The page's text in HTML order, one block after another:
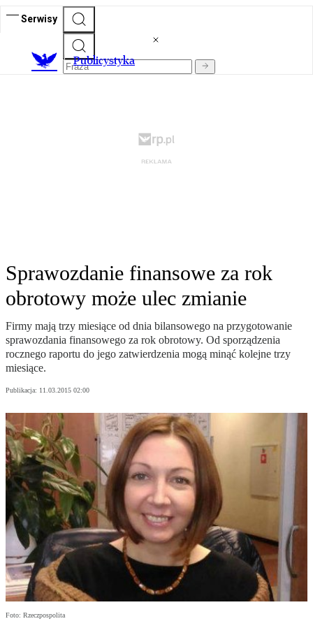
Serwisy
Publicystyka
Sprawozdanie finansowe za rok
obrotowy może ulec zmianie
Firmy mają trzy miesiące od dnia bilansowego na przygotowanie
sprawozdania finansowego za rok obrotowy. Od sporządzenia
rocznego raportu do jego zatwierdzenia mogą minąć kolejne trzy
miesiące.
Publikacja: 11.03.2015 02:00
Foto: Rzeczpospolita